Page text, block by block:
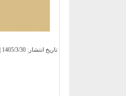
تاریخ انتشار:1405/3/30